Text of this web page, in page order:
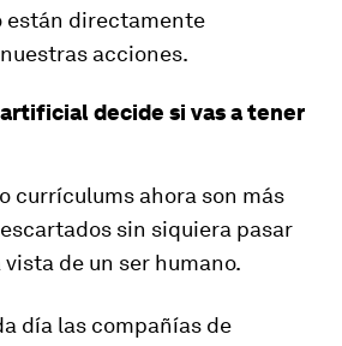
están directamente
acciones.
decide si vas a tener
currículums ahora son más
sin siquiera pasar
de un ser humano.
día las compañías de